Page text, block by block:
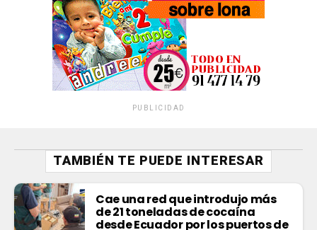
PUBLICIDAD
TAMBIÉN TE PUEDE INTERESAR
Cae una red que introdujo más
de 21 toneladas de cocaína
desde Ecuador por los puertos de